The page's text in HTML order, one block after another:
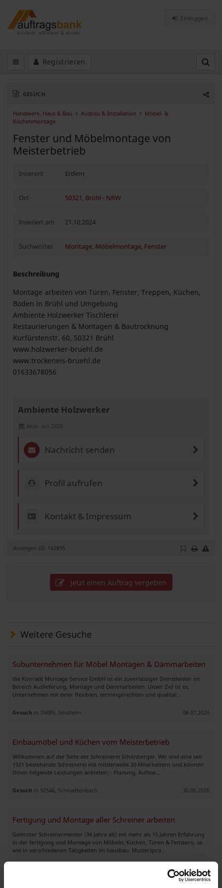
Einloggen
Registrieren
GESUCH
Handwerk, Haus & Bau Ausbau & Installation
Möbel- &
Küchenmontage
Fenster und Möbelmontage von
Meisterbetrieb
Inserent Erdem
Ort 50321, Brühl - NRW
Inseriert am 21.10.2024
Suchwörter Montage, Möbelmontage, Fenster
Beschreibung
Montage arbeiten von Türen, Fenster, Treppen, Küchen,
Boden in Brühl und Umgebung
Ambiente Holzwerker Tischlerei
Restaurierungen & Montagen & Bautrocknung
Kurfürstenstr. 60, 50321 Brühl
www.holzwerker-bruehl.de
www.trockeneis-bruehl.de
01633678056
Ambiente Holzwerker
Aktiv seit 2020
Nachricht senden
Profil aufrufen
Kontakt & Impressum
Anzeigen-ID: 162895
Jetzt einen Auftrag vergeben
Weitere Gesuche
Subunternehmen für Möbel Montagen & Dämmarbeiten
die Konradt Montage Service GmbH ist ein zuverlässiger Dienstleister im
Bereich Auslieferung, Montage und Dämmarbeiten. Unser Ziel ist es,
Unternehmen mit einer flexiblen, termingerechten und qualitat ..
Gesuch in 74889, Sinsheim 08.07.2026
Einbaumöbel und Küchen vom Meisterbetrieb
Willkommen auf der Seite der Schreinerei Schönberger. Wir sind eine seit
1921 bestehende Schreinerei mit mittlerweile 20 Mitarbeitern und können
Ihnen folgende Leistungen anbieten: - Planung, Aufma ..
Gesuch in 92546, Schnaittenbach 30.06.2026
Fertigung und Montage aller Schreiner arbeiten
Gelernter Schreinermeister (34 Jahre alt) mit mehr als 15 Jahren Erfahrung
in der fertigung und Montage von Möbeln, Küchen, Türen & Fenstern, so
wie in verschiedenen Tätigkeiten im hausbau. Mutterspra ..
04.06.2026